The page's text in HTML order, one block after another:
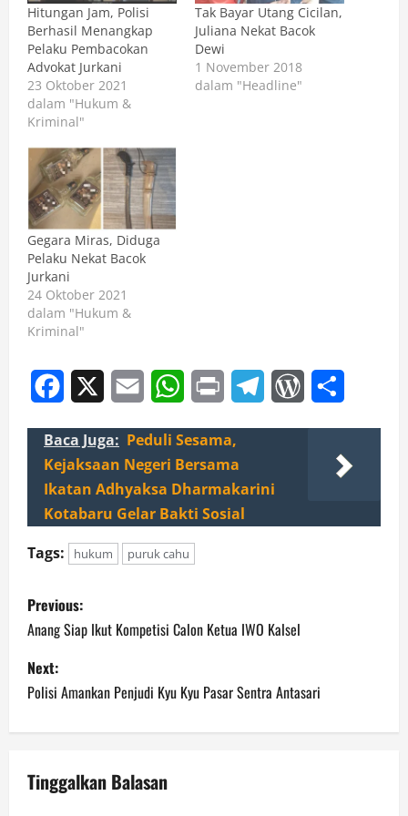
Hitungan Jam, Polisi
Berhasil Menangkap
Pelaku Pembacokan
Advokat Jurkani
23 Oktober 2021
dalam "Hukum &
Kriminal"
Tak Bayar Utang Cicilan,
Juliana Nekat Bacok
Dewi
1 November 2018
dalam "Headline"
Gegara Miras, Diduga
Pelaku Nekat Bacok
Jurkani
24 Oktober 2021
dalam "Hukum &
Kriminal"
Facebook Email WhatsApp
Print TelegramWordPress
Baca Juga: Peduli Sesama,
Kejaksaan Negeri Bersama
Ikatan Adhyaksa Dharmakarini
Kotabaru Gelar Bakti Sosial
Tags:
hukum puruk cahu
P
o
s
t
a
Previous:
Anang Siap Ikut Kompetisi Calon Ketua IWO Kalsel
Next:
Polisi Amankan Penjudi Kyu Kyu Pasar Sentra Antasari
Tinggalkan Balasan